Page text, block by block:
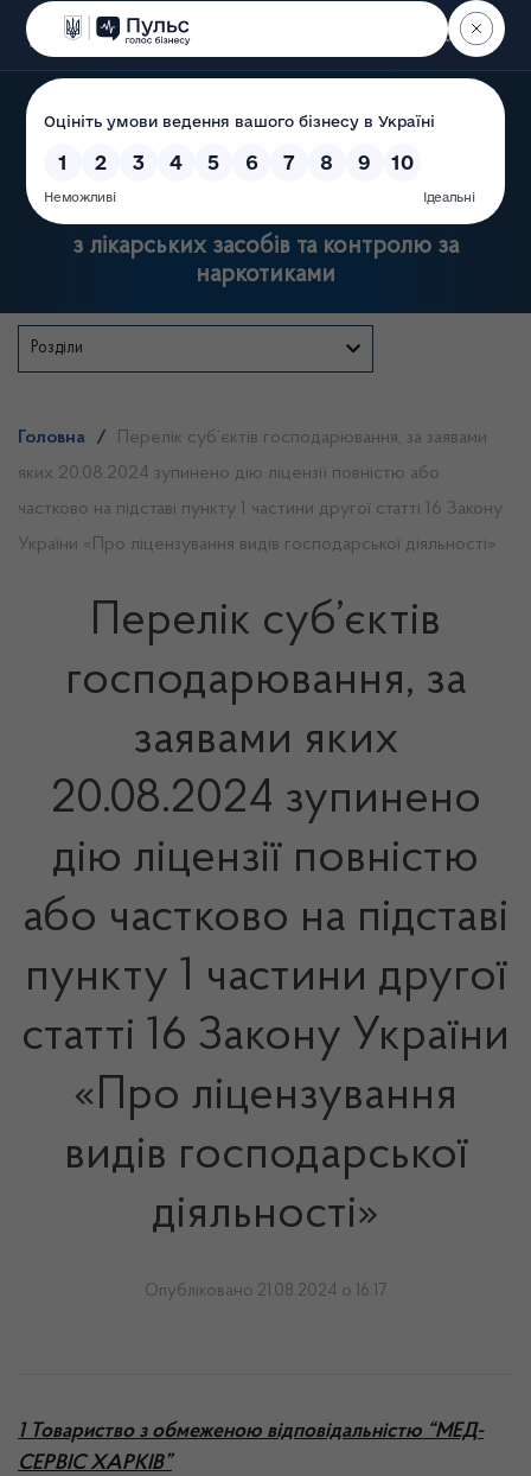
Пошук
Державна служба України
з лікарських засобів та контролю за
наркотиками
Розділи
Головна /
Перелік суб’єктів господарювання, за заявами
яких 20.08.2024 зупинено дію ліцензії повністю або
частково на підставі пункту 1 частини другої статті 16 Закону
України «Про ліцензування видів господарської діяльності»
Перелік суб’єктів
господарювання, за
заявами яких
20.08.2024 зупинено
дію ліцензії повністю
або частково на підставі
пункту 1 частини другої
статті 16 Закону України
«Про ліцензування
видів господарської
діяльності»
Опубліковано 21.08.2024 о 16:17
1 Товариство з обмеженою відповідальністю “МЕД-
СЕРВІС ХАРКІВ”